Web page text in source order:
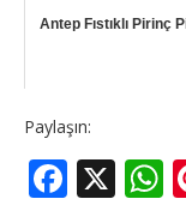
Antep Fıstıklı Pirinç
Paylaşın:
X